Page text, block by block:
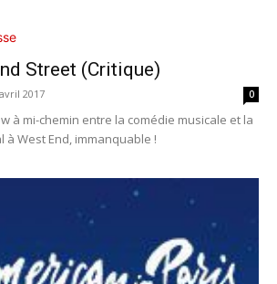
Street (Critique)
2017 0
à mi-chemin entre la comédie musicale et la
West End, immanquable !